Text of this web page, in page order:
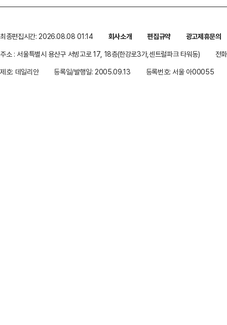
최종편집시간: 2026.08.08 01:14 회사소개 편집규약
광고제휴문의
주소 : 서울특별시 용산구 서빙고로 17, 18층(한강로3가,센트럴파크 타워동)
전
제호: 데일리안
등록일/발행일: 2005.09.13 등록번호: 서울 아00055